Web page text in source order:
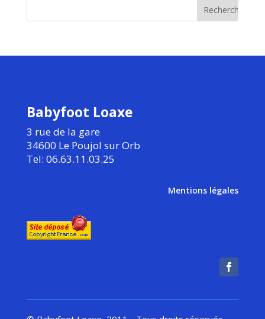
Babyfoot Loaxe
3 rue de la gare
34600 Le Poujol sur Orb
Tel: 06.63.11.03.25
Mentions légales